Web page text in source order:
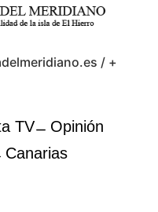
/ +
TV
Opinión
Canarias